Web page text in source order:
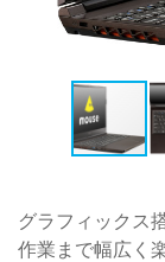
グラフィックス
作業まで幅広く